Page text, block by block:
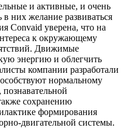
и активные, и очень
них желание развиваться
Convaid уверена, что на
к окружающему
Движимые
энергию и облегчить
компании разработали
нормальному
сохранению
формирования
двигательной системы.